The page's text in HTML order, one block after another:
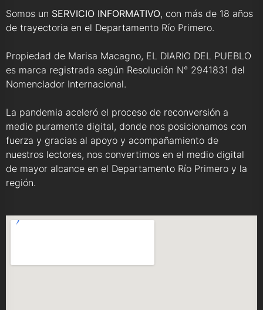
Somos un SERVICIO INFORMATIVO, con más de 18 años
de trayectoria en el Departamento Río Primero.
Propiedad de Marisa Macagno, EL DIARIO DEL PUEBLO
es marca registrada según Resolución N° 2941831 del
Nomenclador Internacional.
La pandemia aceleró el proceso de reconversión a
medio puramente digital, donde nos posicionamos con
fuerza y gracias al apoyo y acompañamiento de
nuestros lectores, nos convertimos en el medio digital
de mayor alcance en el Departamento Río Primero y la
región.